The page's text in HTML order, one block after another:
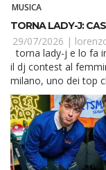
MUSICA
TORNA LADY-J:
29/07/2026 |
torna lady-j e lo fa in grande stile. In questa calda estate 2026,
il dj contest al
milano, uno dei top